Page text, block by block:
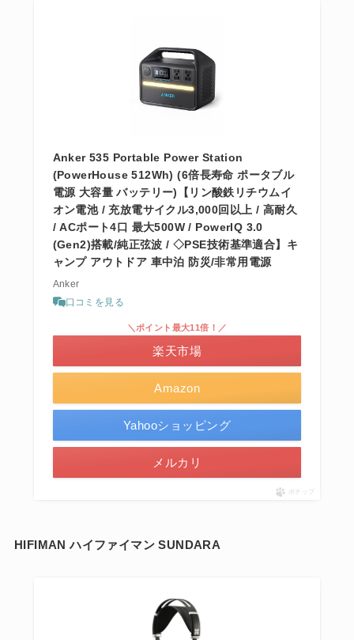
Anker 535 Portable Power Station
(PowerHouse 512Wh) (6倍長寿命 ポータブル
電源 大容量 バッテリー)【リン酸鉄リチウムイ
オン電池 / 充放電サイクル3,000回以上 / 高耐久
/ ACポート4口 最大500W / PowerIQ 3.0
(Gen2)搭載/純正弦波 / ◇PSE技術基準適合】キ
ャンプ アウトドア 車中泊 防災/非常用電源
Anker
口コミを見る
Amazon
＼ポイント最大11倍！／
楽天市場
Yahooショッピング
メルカリ
ポチップ
HIFIMAN ハイファイマン SUNDARA